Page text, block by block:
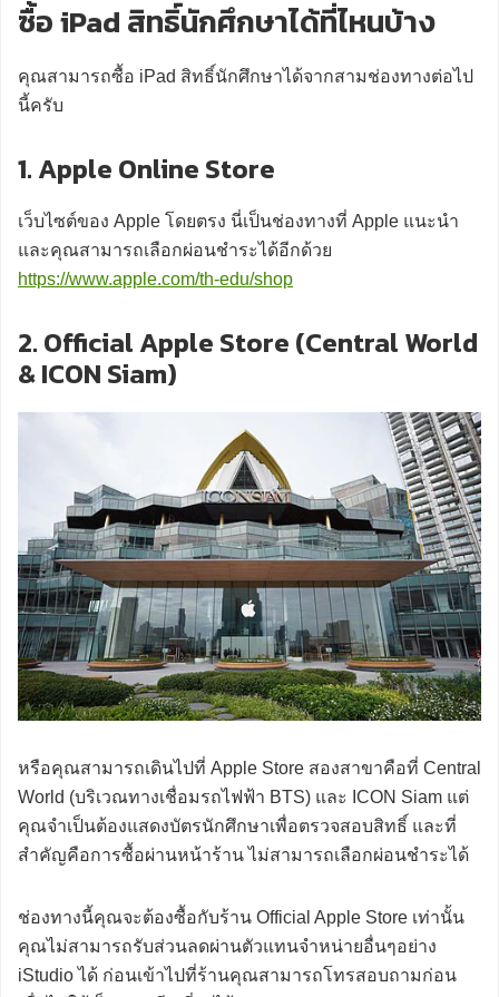
ซื้อ iPad สิทธิ์นักศึกษาได้ที่ไหนบ้าง
คุณสามารถซื้อ iPad สิทธิ์นักศึกษาได้จากสามช่องทางต่อไป
นี้ครับ
1. Apple Online Store
เว็บไซต์ของ Apple โดยตรง นี่เป็นช่องทางที่ Apple แนะนำ
และคุณสามารถเลือกผ่อนชำระได้อีกด้วย
https://www.apple.com/th-edu/shop
2. Official Apple Store (Central World
& ICON Siam)
หรือคุณสามารถเดินไปที่ Apple Store สองสาขาคือที่ Central
World (บริเวณทางเชื่อมรถไฟฟ้า BTS) และ ICON Siam แต่
คุณจำเป็นต้องแสดงบัตรนักศึกษาเพื่อตรวจสอบสิทธิ์ และที่
สำคัญคือการซื้อผ่านหน้าร้าน ไม่สามารถเลือกผ่อนชำระได้
ช่องทางนี้คุณจะต้องซื้อกับร้าน Official Apple Store เท่านั้น
คุณไม่สามารถรับส่วนลดผ่านตัวแทนจำหน่ายอื่นๆอย่าง
iStudio ได้ ก่อนเข้าไปที่ร้านคุณสามารถโทรสอบถามก่อน